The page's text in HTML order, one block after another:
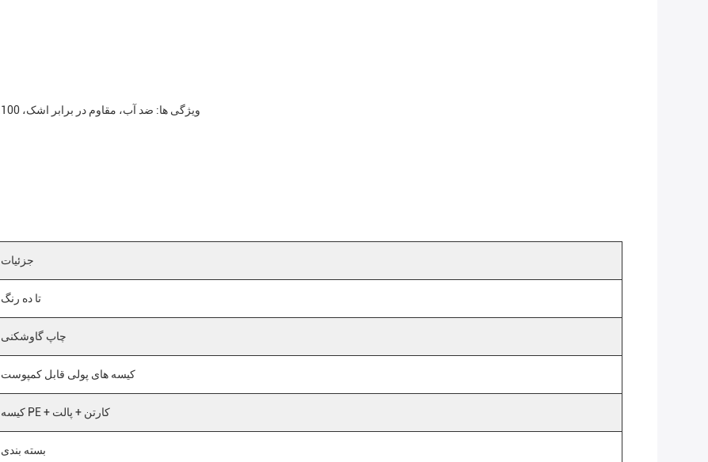
ویژگی ها: ضد آب، مقاوم در برابر اشک، 100٪ زیست فرسایش پذیر، کمپوست پذیر، زیست فرسایش پذیر
جزئیات
تا ده رنگ
چاپ گاوشکنی
کیسه های پولی قابل کمپوست
کیسه PE + کارتن + پالت
بسته بندی